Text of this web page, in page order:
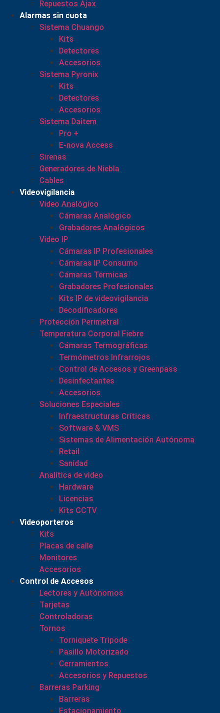
Repuestos Ajax
Alarmas sin cuota
Sistema Chuango
Kits
Detectores
Accesorios
Sistema Pyronix
Kits
Detectores
Accesorios
Sistema Daitem
Pro +
E-nova Access
Sirenas
Generadores de Niebla
Cables
Videovigilancia
Video Analógico
Cámaras Analógico
Grabadores Analógicos
Video IP
Cámaras IP Profesionales
Cámaras IP Consumo
Cámaras Térmicas
Grabadores Profesionales
Kits IP de videovigilancia
Decodificadores
Protección Perimetral
Temperatura Corporal Fiebre
Cámaras Termográficas
Termómetros Infrarrojos
Control de Accesos y Greenpass
Desinfectantes
Accesorios
Soluciones Especiales
Infraestructuras Críticas
Software & VMS
Sistemas de Alimentación Autónoma
Retail
Sanidad
Analítica de video
Hardware
Licencias
Kits CCTV
Videoporteros
Kits
Placas de calle
Monitores
Accesorios
Control de Accesos
Lectores y Autónomos
Tarjetas
Controladoras
Tornos
Torniquete Tripode
Pasillo Motorizado
Cerramientos
Accesorios y Repuestos
Barreras Parking
Barreras
Estacionamiento